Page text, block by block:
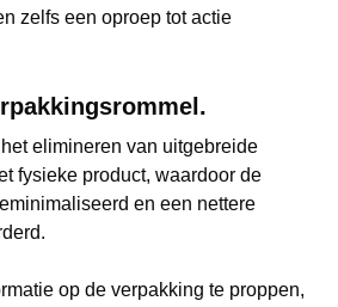
zelfs een oproep tot actie
elimineren van uitgebreide
fysieke product, waardoor de
en een nettere
op de verpakking te proppen,